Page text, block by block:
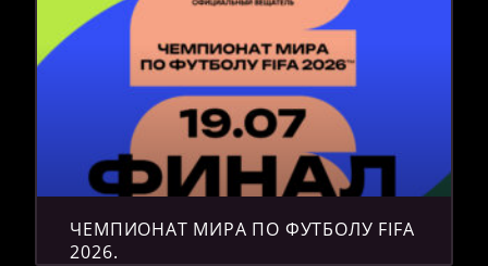
ЧЕМПИОНАТ МИРА ПО ФУТБОЛУ FIFA
2026.